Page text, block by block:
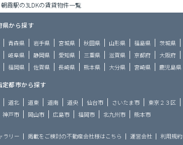
朝霞駅の3LDKの賃貸物件一覧
県から探す
青森県 岩手県 宮城県 秋田県 山形県 福島県 茨城県
岐阜県 静岡県 愛知県 三重県 滋賀県 京都府 大阪府
福岡県 佐賀県 長崎県 熊本県 大分県 宮崎県 鹿児島県
定都市から探す
道北 道東 道南 道央 仙台市 さいたま市 東京２３区
神戸市 岡山市 広島市 福岡市 北九州市 熊本市
ラリー 掲載をご検討の不動産会社様はこちら 運営会社 利用規約